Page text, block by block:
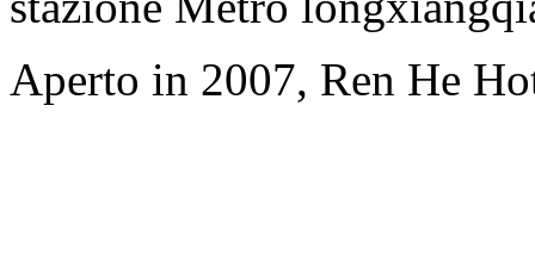
Aperto in 2007, Ren He